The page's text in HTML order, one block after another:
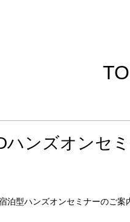
ハンズオンセ
泊型ハンズオンセミナーのご案